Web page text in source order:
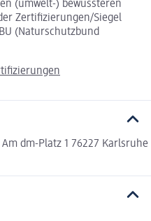
(umwelt-) bewussteren
Zertifizierungen/Siegel
(Naturschutzbund
dm-Platz 1 76227 Karlsruhe